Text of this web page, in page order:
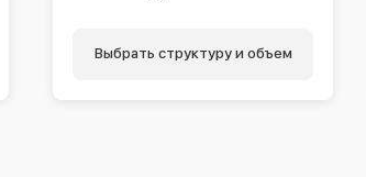
Выбрать структуру и объем